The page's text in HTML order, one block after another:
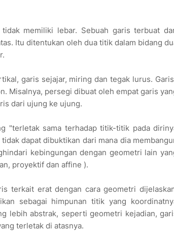
memiliki lebar. Sebuah garis terbuat
Itu ditentukan oleh dua titik dalam bidang
garis sejajar, miring dan tegak lurus.
Misalnya, persegi dibuat oleh empat garis
dari ujung ke ujung.
"terletak sama terhadap titik-titik pada
dapat dibuktikan dari mana dia
kebingungan dengan geometri lain
proyektif dan affine ).
terkait erat dengan cara geometri
sebagai himpunan titik yang
lebih abstrak, seperti geometri kejadian,
terletak di atasnya.